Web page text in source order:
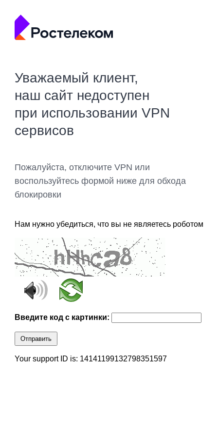
Уважаемый клиент,
наш сайт недоступен
при использовании VPN
сервисов
Пожалуйста, отключите VPN или
воспользуйтесь формой ниже для обхода
блокировки
Нам нужно убедиться, что вы не являетесь роботом
Введите код с картинки:
Отправить
Your support ID is: 14141199132798351597